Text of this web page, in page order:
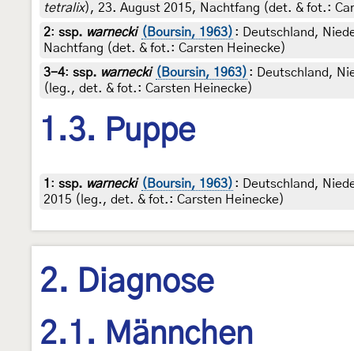
tetralix), 23. August 2015, Nachtfang (det. & fot.:
2: ssp. warnecki (Boursin, 1963) : Deutschland,
Nachtfang (det. & fot.: Carsten Heinecke)
3-4: ssp. warnecki (Boursin, 1963) : Deutschland,
(leg., det. & fot.: Carsten Heinecke)
1.3. Puppe
1 : ssp. warnecki (Boursin, 1963) : Deutschland,
2015 (leg., det. & fot.: Carsten Heinecke)
2. Diagnose
2.1. Männchen